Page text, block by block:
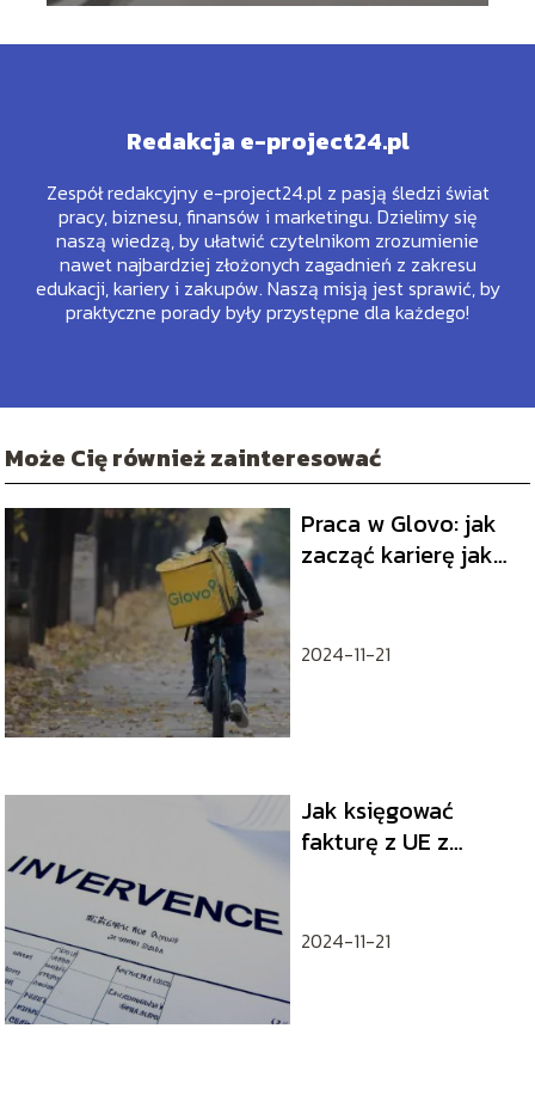
Redakcja e-project24.pl
Zespół redakcyjny e-project24.pl z pasją śledzi świat
pracy, biznesu, finansów i marketingu. Dzielimy się
naszą wiedzą, by ułatwić czytelnikom zrozumienie
nawet najbardziej złożonych zagadnień z zakresu
edukacji, kariery i zakupów. Naszą misją jest sprawić, by
praktyczne porady były przystępne dla każdego!
Może Cię również zainteresować
Praca w Glovo: jak
zacząć karierę jako
2024-11-21
Jak księgować
fakturę z UE z
2024-11-21